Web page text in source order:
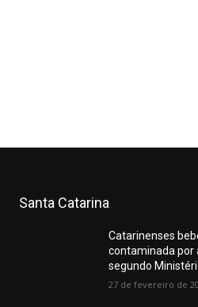
Santa Catarina
Catarinenses
contaminada por
segundo
27 de fevereiro de